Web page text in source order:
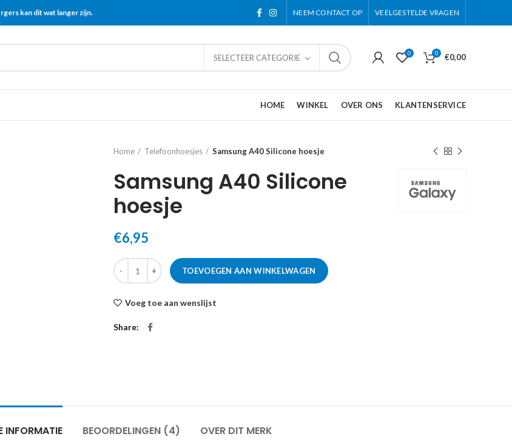
kan dit wat langer zijn. NEEM CONTACT OP VEELGESTELDE VRAGEN
SELECTEER CATEGORIE 0 0 €0,00
HOME WINKEL OVER ONS KLANTENSERVICE
Home Telefoonhoesjes Samsung A40 Silicone hoesje
Samsung A40 Silicone
hoesje
€6,95
TOEVOEGEN AAN WINKELWAGEN
Voeg toe aan wenslijst
Share
INFORMATIE BEOORDELINGEN (4) OVER DIT MERK